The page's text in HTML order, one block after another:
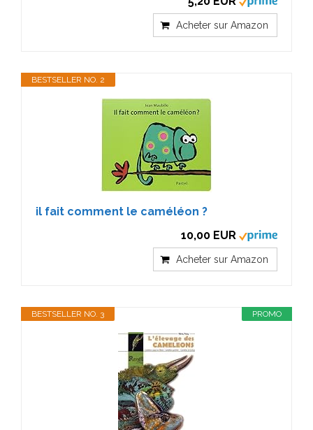
Acheter sur Amazon
BESTSELLER NO. 2
il fait comment le caméléon ?
10,00 EUR
Acheter sur Amazon
PROMO
BESTSELLER NO. 3